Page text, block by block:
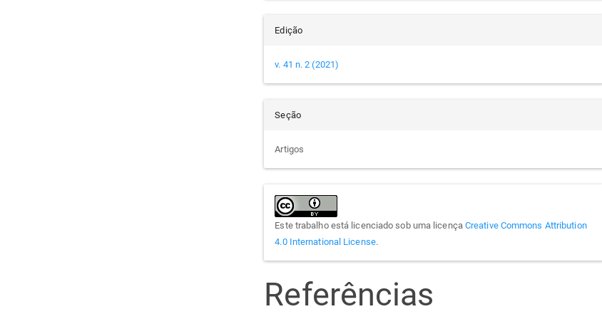
Edição
v. 41 n. 2 (2021)
Seção
Artigos
Este trabalho está licenciado sob uma licença Creative Commons Attribution
4.0 International License.
Referências